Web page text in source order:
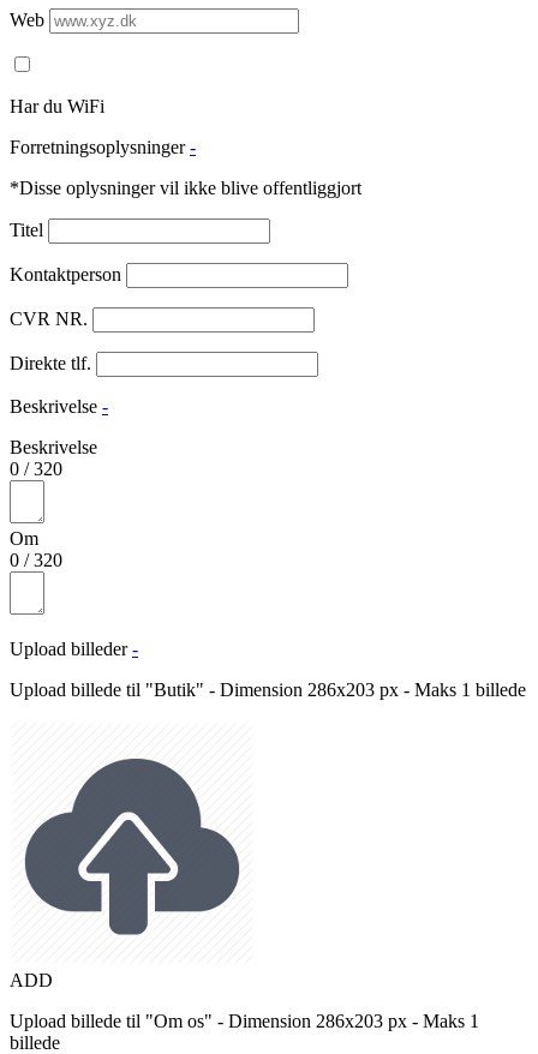
Web
Har du WiFi
Forretningsoplysninger -
*Disse oplysninger vil ikke blive offentliggjort
Titel
Kontaktperson
CVR NR.
Direkte tlf.
Beskrivelse -
Beskrivelse
0 /320
Om
0 /320
Upload billeder -
Upload billede til "Butik" - Dimension 286x203 px - Maks 1 billede
ADD
Upload billede til "Om os" - Dimension 286x203 px - Maks 1
billede